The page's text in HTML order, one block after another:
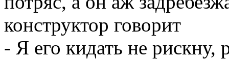
конструктор говорит
- Я его кидать не рискну,